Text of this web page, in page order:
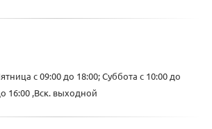
с 09:00 до 18:00; Суббота с 10:00 до
16:00 ,Вск. выходной